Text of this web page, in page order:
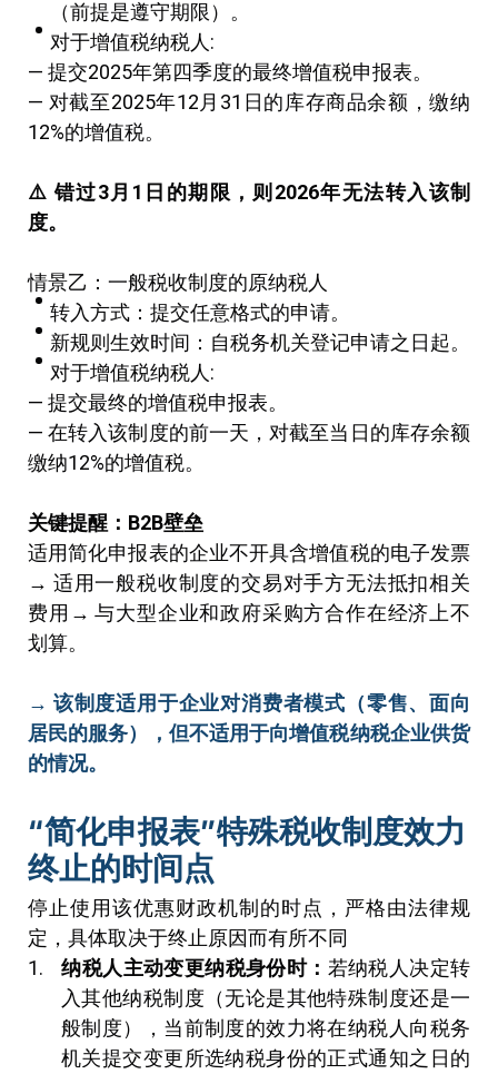
（前提是遵守期限）。
对于增值税纳税人:
— 提交2025年第四季度的最终增值税申报表。
— 对截至2025年12月31日的库存商品余额，缴纳
12%的增值税。
⚠ ️错过3月 1 日的期限，则 2026年无法转入该制
度。
情景乙：一般税收制度的原纳税人
转入方式：提交任意格式的申请。
新规则生效时间：自税务机关登记申请之日起。
对于增值税纳税人:
— 提交最终的增值税申报表。
— 在转入该制度的前一天，对截至当日的库存余额
缴纳12%的增值税。
关键提醒： B2B壁垒
适用简化申报表的企业不开具含增值税的电子发票
→ 适用一般税收制度的交易对手方无法抵扣相关
费用→ 与大型企业和政府采购方合作在经济上不
划算。
→ 该制度适用于企业对消费者模式（零售、面向
居民的服务），但不适用于向增值税纳税企业供货
的情况。
“简化申报表”特殊税收制度效力
终止的时间点
停止使用该优惠财政机制的时点，严格由法律规
定，具体取决于终止原因而有所不同
纳税人主动变更纳税身份时： 若纳税人决定转
入其他纳税制度（无论是其他特殊制度还是一
般制度），当前制度的效力将在纳税人向税务
机关提交变更所选纳税身份的正式通知之日的